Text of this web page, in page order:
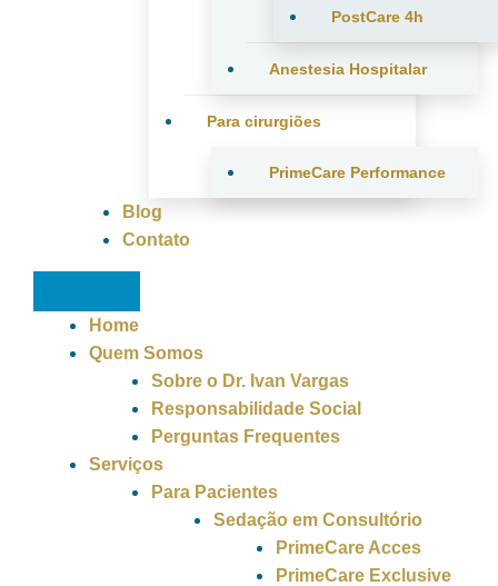
PostCare 4h
Anestesia Hospitalar
Para cirurgiões
PrimeCare Performance
Blog
Contato
Home
Quem Somos
Sobre o Dr. Ivan Vargas
Responsabilidade Social
Perguntas Frequentes
Serviços
Para Pacientes
Sedação em Consultório
PrimeCare Acces
PrimeCare Exclusive